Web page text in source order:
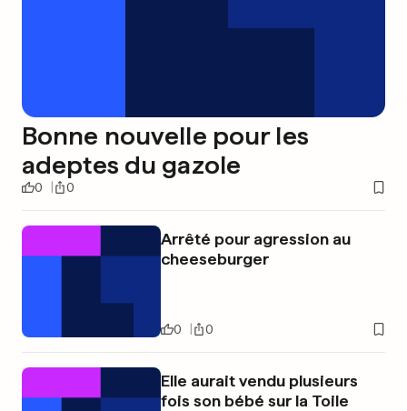
Bonne nouvelle pour les
adeptes du gazole
0 0
Arrêté pour agression au
cheeseburger
0 0
Elle aurait vendu plusieurs
fois son bébé sur la Toile